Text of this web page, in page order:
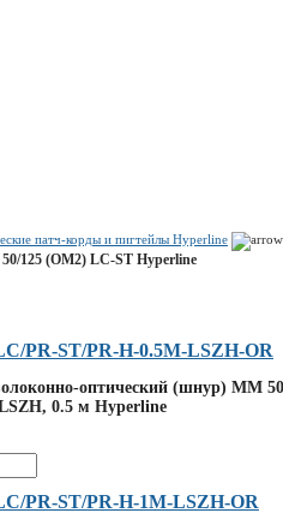
патч-корды и пигтейлы Hyperline
125 (OM2) LC-ST Hyperline
PR-ST/PR-H-0.5M-LSZH-OR
оптический (шнур) MM
0.5 м Hyperline
PR-ST/PR-H-1M-LSZH-OR